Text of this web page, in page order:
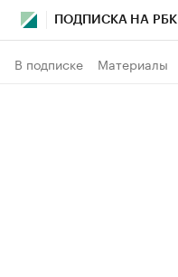
ПОДПИСКА НА РБК
В подписке Материалы